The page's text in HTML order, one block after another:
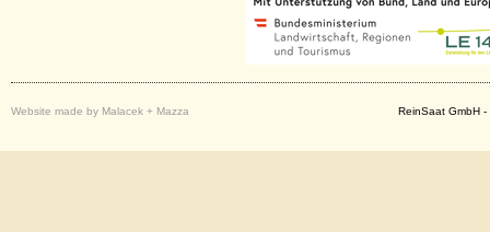
Website made by Malacek + Mazza ReinSaat GmbH